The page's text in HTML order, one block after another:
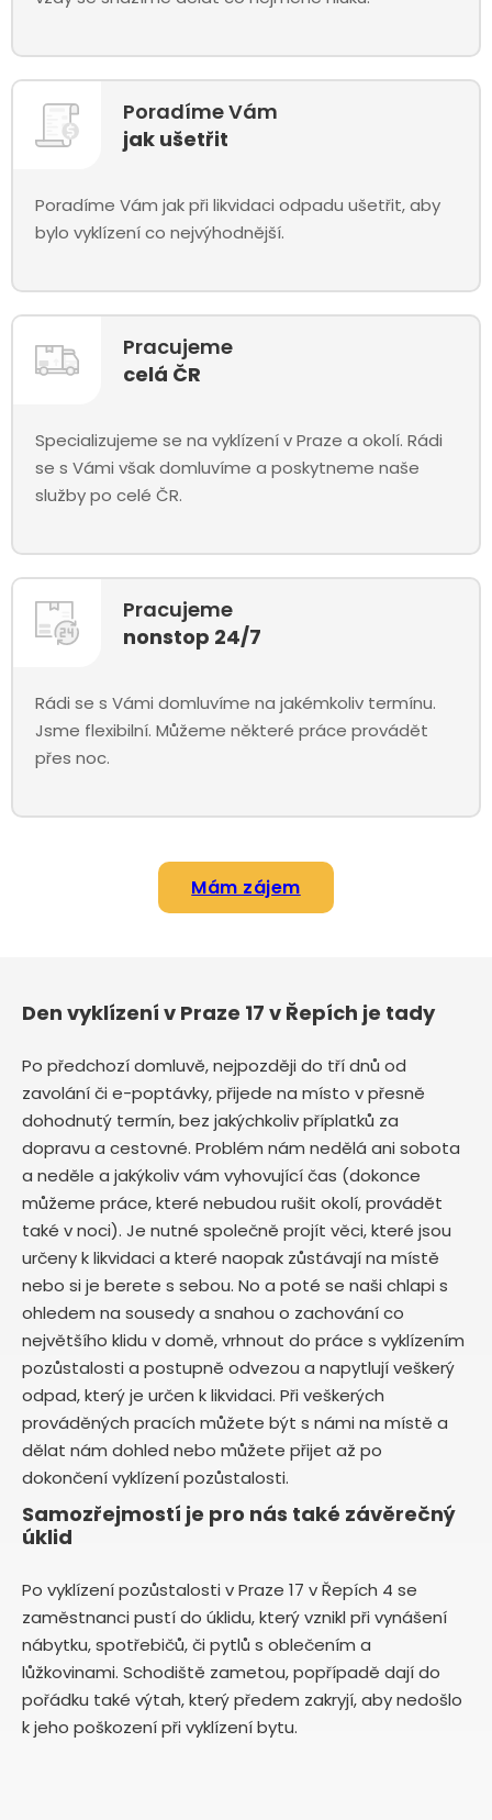
Poradíme Vám
jak ušetřit
Poradíme Vám jak při likvidaci odpadu ušetřit, aby
bylo vyklízení co nejvýhodnější.
Pracujeme
celá ČR
Specializujeme se na vyklízení v Praze a okolí. Rádi
se s Vámi však domluvíme a poskytneme naše
služby po celé ČR.
Pracujeme
nonstop 24/7
Rádi se s Vámi domluvíme na jakémkoliv termínu.
Jsme flexibilní. Můžeme některé práce provádět
přes noc.
Mám zájem
Den vyklízení v Praze 17 v Řepích je tady
Po předchozí domluvě, nejpozději do tří dnů od
zavolání či e-poptávky, přijede na místo v přesně
dohodnutý termín, bez jakýchkoliv příplatků za
dopravu a cestovné. Problém nám nedělá ani sobota
a neděle a jakýkoliv vám vyhovující čas (dokonce
můžeme práce, které nebudou rušit okolí, provádět
také v noci). Je nutné společně projít věci, které jsou
určeny k likvidaci a které naopak zůstávají na místě
nebo si je berete s sebou. No a poté se naši chlapi s
ohledem na sousedy a snahou o zachování co
největšího klidu v domě, vrhnout do práce s vyklízením
pozůstalosti a postupně odvezou a napytlují veškerý
odpad, který je určen k likvidaci. Při veškerých
prováděných pracích můžete být s námi na místě a
dělat nám dohled nebo můžete přijet až po
dokončení vyklízení pozůstalosti.
Samozřejmostí je pro nás také závěrečný
úklid
Po vyklízení pozůstalosti v Praze 17 v Řepích 4 se
zaměstnanci pustí do úklidu, který vznikl při vynášení
nábytku, spotřebičů, či pytlů s oblečením a
lůžkovinami. Schodiště zametou, popřípadě dají do
pořádku také výtah, který předem zakryjí, aby nedošlo
k jeho poškození při vyklízení bytu.